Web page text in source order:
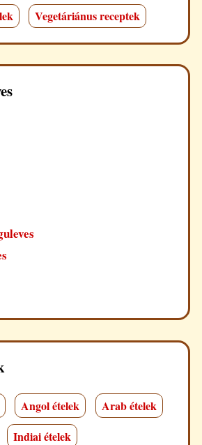
Vegetáriánus receptek
Angol ételek
Arab ételek
Indiai ételek